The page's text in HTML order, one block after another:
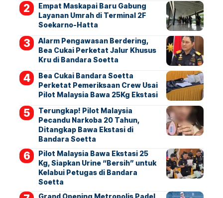
Empat Maskapai Baru Gabung
Layanan Umrah di Terminal 2F
Soekarno-Hatta
Alarm Pengawasan Berdering,
Bea Cukai Perketat Jalur Khusus
Kru di Bandara Soetta
Bea Cukai Bandara Soetta
Perketat Pemeriksaan Crew Usai
Pilot Malaysia Bawa 25Kg Ekstasi
Terungkap! Pilot Malaysia
Pecandu Narkoba 20 Tahun,
Ditangkap Bawa Ekstasi di
Bandara Soetta
Pilot Malaysia Bawa Ekstasi 25
Kg, Siapkan Urine “Bersih” untuk
Kelabui Petugas di Bandara
Soetta
Grand Opening Metropolis Padel